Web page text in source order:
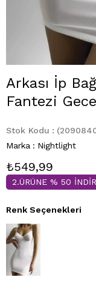
Arkası İp
Fantezi
Stok Kodu
Marka : Nightlight
₺549,99
2.ÜRÜNE % 50
Renk Seçenekleri